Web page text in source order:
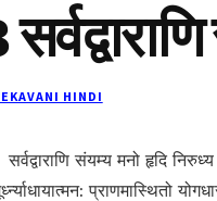
HINDI
सर्वद्वाराणि संयम्य मनो हृदि
प्राण‍‍‍मास्थितो